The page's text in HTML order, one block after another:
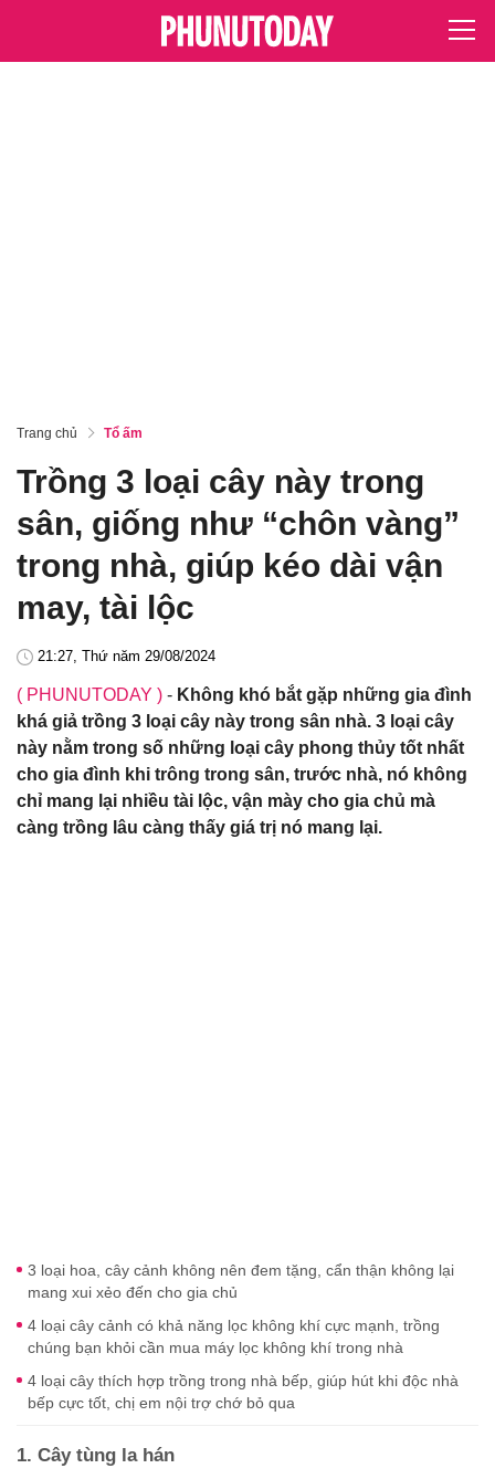
Trang chủ Tổ ấm
Trồng 3 loại cây này trong
sân, giống như “chôn vàng”
trong nhà, giúp kéo dài vận
may, tài lộc
21:27, Thứ năm 29/08/2024
( PHUNUTODAY ) - Không khó bắt gặp những gia đình
khá giả trồng 3 loại cây này trong sân nhà. 3 loại cây
này nằm trong số những loại cây phong thủy tốt nhất
cho gia đình khi trông trong sân, trước nhà, nó không
chỉ mang lại nhiều tài lộc, vận mày cho gia chủ mà
càng trồng lâu càng thấy giá trị nó mang lại.
3 loại hoa, cây cảnh không nên đem tặng, cẩn thận không lại
mang xui xẻo đến cho gia chủ
4 loại cây cảnh có khả năng lọc không khí cực mạnh, trồng
chúng bạn khỏi cần mua máy lọc không khí trong nhà
4 loại cây thích hợp trồng trong nhà bếp, giúp hút khi độc nhà
bếp cực tốt, chị em nội trợ chớ bỏ qua
1. Cây tùng la hán